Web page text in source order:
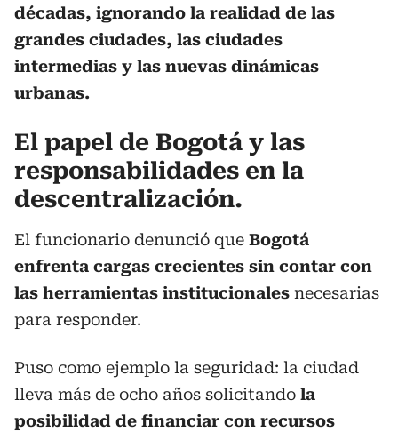
décadas, ignorando la realidad de las
grandes ciudades, las ciudades
intermedias y las nuevas dinámicas
urbanas.
El papel de Bogotá y las
responsabilidades en la
descentralización.
El funcionario denunció que Bogotá
enfrenta cargas crecientes sin contar con
las herramientas institucionales necesarias
para responder.
Puso como ejemplo la seguridad: la ciudad
lleva más de ocho años solicitando la
posibilidad de financiar con recursos